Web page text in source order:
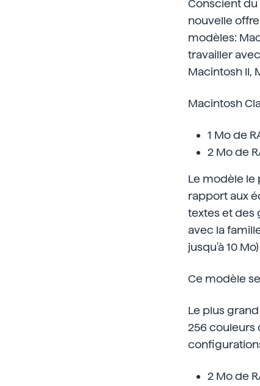
Conscient
nouvelle
modèles:
travailler
Macintosh II,
Macintosh
1 Mo de
2 Mo de
Le modèle le
rapport aux
textes et des
avec la
jusqu'à 10
Ce modèle
Le plus
256 couleurs
2 Mo de